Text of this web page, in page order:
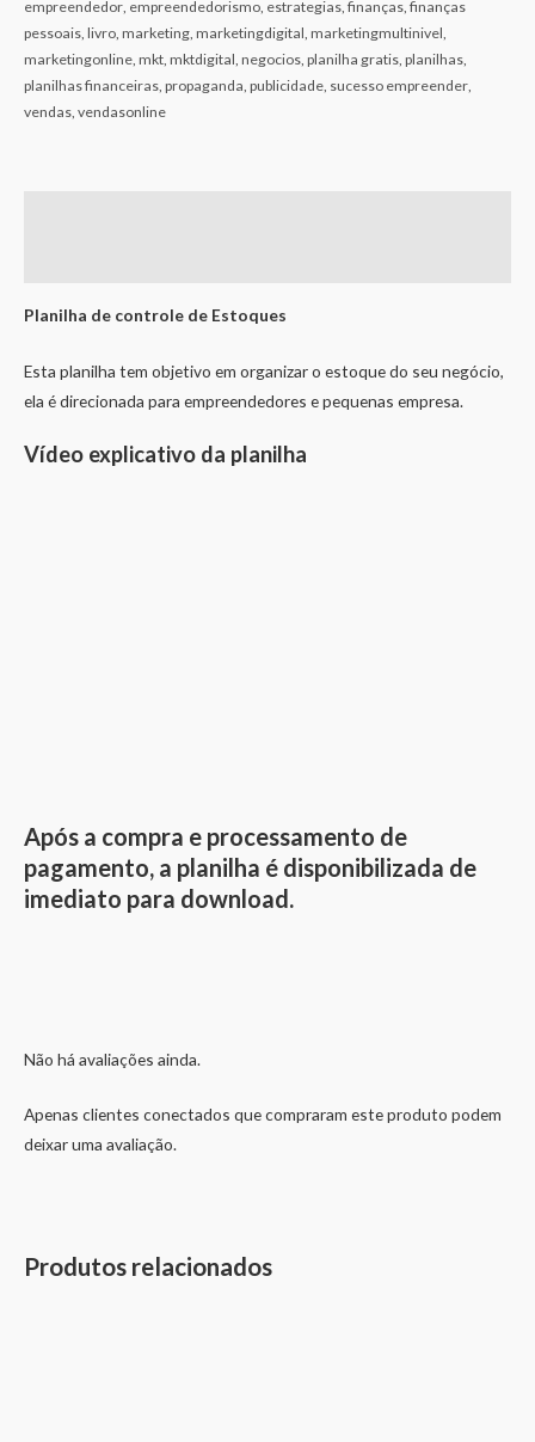
empreendedor, empreendedorismo, estrategias, finanças, finanças
pessoais, livro, marketing, marketingdigital, marketingmultinivel,
marketingonline, mkt, mktdigital, negocios, planilha gratis, planilhas,
planilhas financeiras, propaganda, publicidade, sucesso empreender,
vendas, vendasonline
Planilha de controle de Estoques
Esta planilha tem objetivo em organizar o estoque do seu negócio,
ela é direcionada para empreendedores e pequenas empresa.
Vídeo explicativo da planilha
Após a compra e processamento de
pagamento, a planilha é disponibilizada de
imediato para download.
Não há avaliações ainda.
Apenas clientes conectados que compraram este produto podem
deixar uma avaliação.
Produtos relacionados